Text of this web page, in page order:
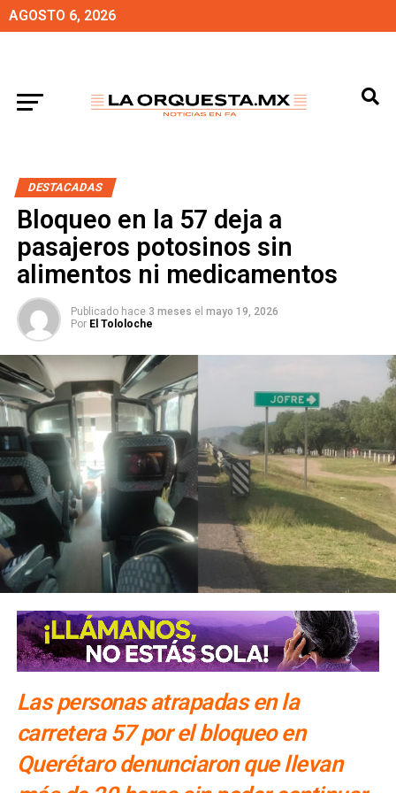
AGOSTO 6, 2026
DESTACADAS
Bloqueo en la 57 deja a
pasajeros potosinos sin
alimentos ni medicamentos
Publicado hace 3 meses el mayo 19, 2026
Por El Tololoche
Las personas atrapadas en la
carretera 57 por el bloqueo en
Querétaro denunciaron que llevan